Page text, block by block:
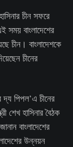
চীন সফরে
সময় বাংলাদেশের
চীন। বাংলাদেশকে
চীনের
পিপল’এ চীনের
শেখ হাসিনার বৈঠক
বাংলাদেশের
উন্নয়ন